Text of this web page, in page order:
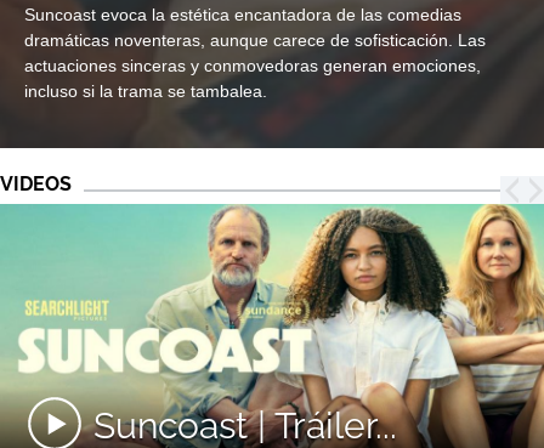
Suncoast evoca la estética encantadora de las comedias
dramáticas noventeras, aunque carece de sofisticación. Las
actuaciones sinceras y conmovedoras generan emociones,
incluso si la trama se tambalea.
VIDEOS
Suncoast | Tráiler...